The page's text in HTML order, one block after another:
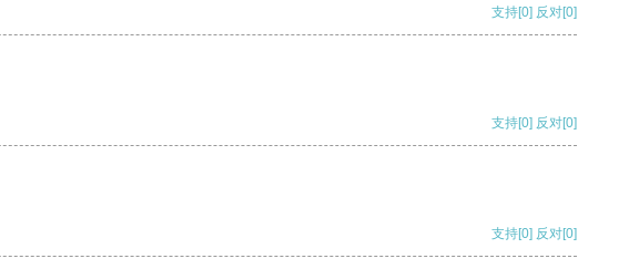
支持[0] 反对[0]
支持[0] 反对[0]
支持[0] 反对[0]